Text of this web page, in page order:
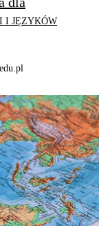
I JĘZYKÓW